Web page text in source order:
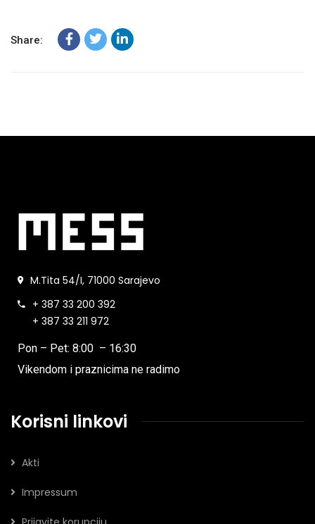
Share:
M.Tita 54/I, 71000 Sarajevo
+ 387 33 200 392
+ 387 33 211 972
Pon – Pet: 8:00 – 16:30
Vikendom i praznicima ne radimo
Korisni linkovi
Akti
Impressum